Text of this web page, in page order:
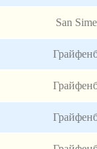
San